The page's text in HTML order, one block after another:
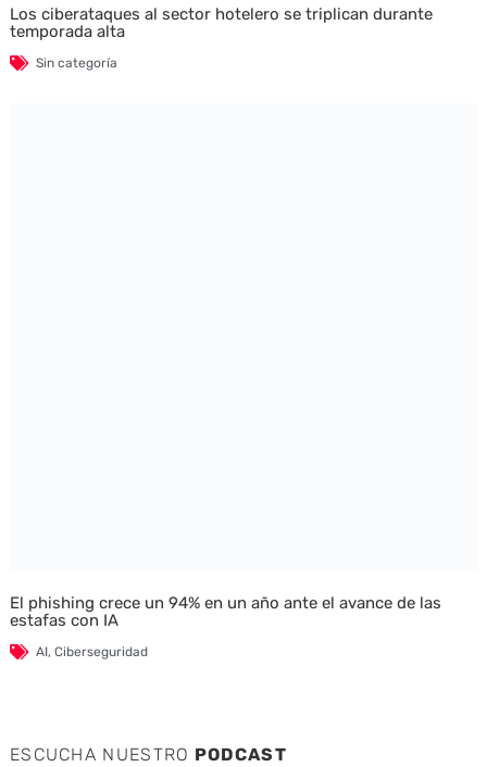
Los ciberataques al sector hotelero se triplican durante
temporada alta
Sin categoría
El phishing crece un 94% en un año ante el avance de las
estafas con IA
AI, Ciberseguridad
ESCUCHA NUESTRO PODCAST